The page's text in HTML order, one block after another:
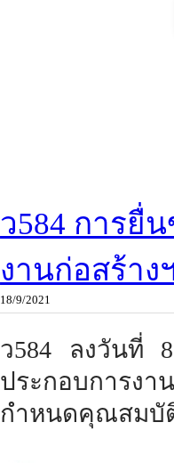
ว584 การยื่
งานก่อสร้าง
18/9/2021
ว584 ลงวันที่
ประกอบการง
กำหนดคุณสมบั